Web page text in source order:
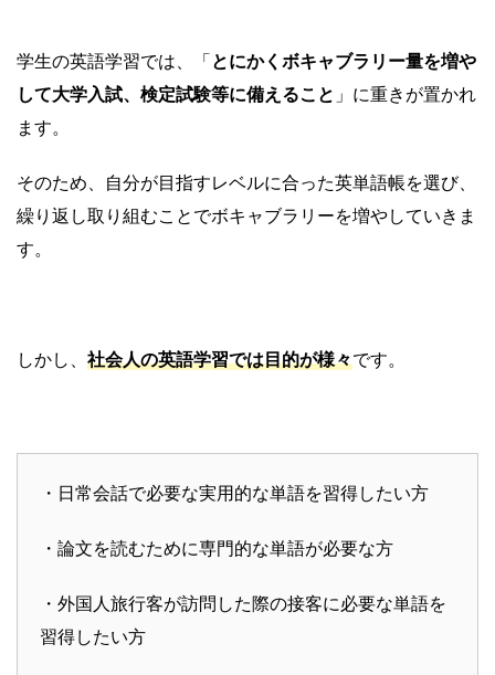
学生の英語学習では、「とにかくボキャブラリー量を増や
して大学入試、検定試験等に備えること 」に重きが置かれ
ます。
そのため、自分が目指すレベルに合った英単語帳を選び、
繰り返し取り組むことでボキャブラリーを増やしていきま
す。
しかし、 社会人の英語学習では目的が様々です。
・日常会話で必要な実用的な単語を習得したい方
・論文を読むために専門的な単語が必要な方
・外国人旅行客が訪問した際の接客に必要な単語を
習得したい方